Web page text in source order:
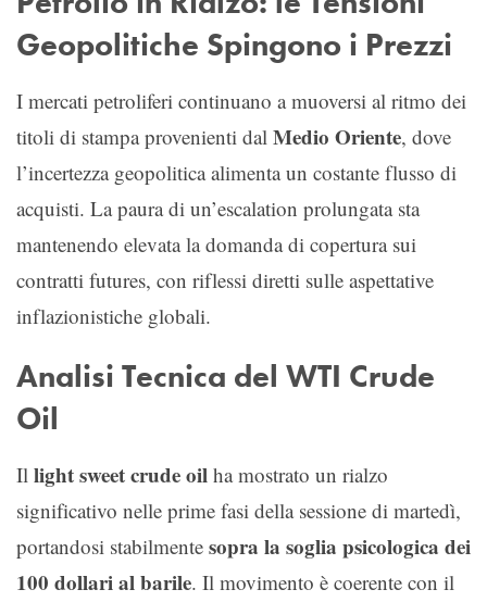
Geopolitiche Spingono i Prezzi
I mercati petroliferi continuano a muoversi al ritmo dei
titoli di stampa provenienti dal Medio Oriente, dove
l’incertezza geopolitica alimenta un costante flusso di
acquisti. La paura di un’escalation prolungata sta
mantenendo elevata la domanda di copertura sui
contratti futures, con riflessi diretti sulle aspettative
inflazionistiche globali.
Analisi Tecnica del WTI Crude
Oil
Il light sweet crude oil ha mostrato un rialzo
significativo nelle prime fasi della sessione di martedì,
portandosi stabilmente sopra la soglia psicologica dei
100 dollari al barile. Il movimento è coerente con il